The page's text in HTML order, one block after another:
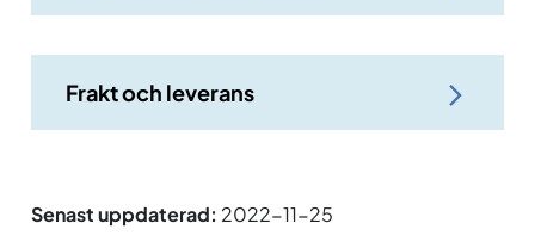
Frakt och leverans
Senast uppdaterad: 2022-11-25